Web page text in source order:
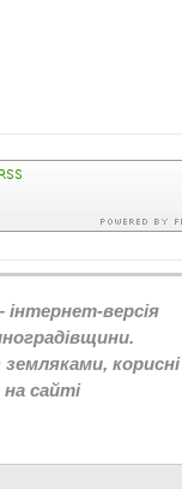
інтернет-версія
корисні
сайті